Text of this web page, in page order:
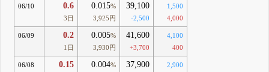
06/10 0.6
3日
0.015%
3,925円
39,100
-2,500
1,500
4,000
06/09 0.2
1日
0.005%
3,930円
41,600
+3,700
4,100
400
06/08 0.15 0.004%
37,900
2,900